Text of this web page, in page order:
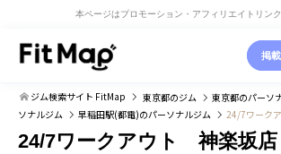
本ページはプロモーション・アフィリエイトリン
掲
ジム検索サイト FitMap 東京都のジム 東京都のパーソ
ソナルジム
早稲田駅(都電)のパーソナルジム 24/7ワーク
24/7ワークアウト 神楽坂店